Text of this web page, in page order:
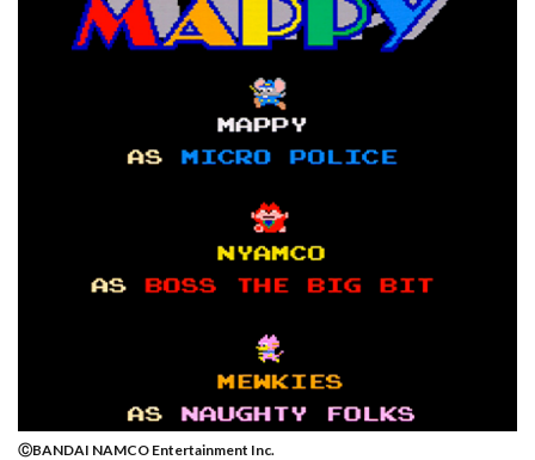
ⒸBANDAI NAMCO Entertainment Inc.